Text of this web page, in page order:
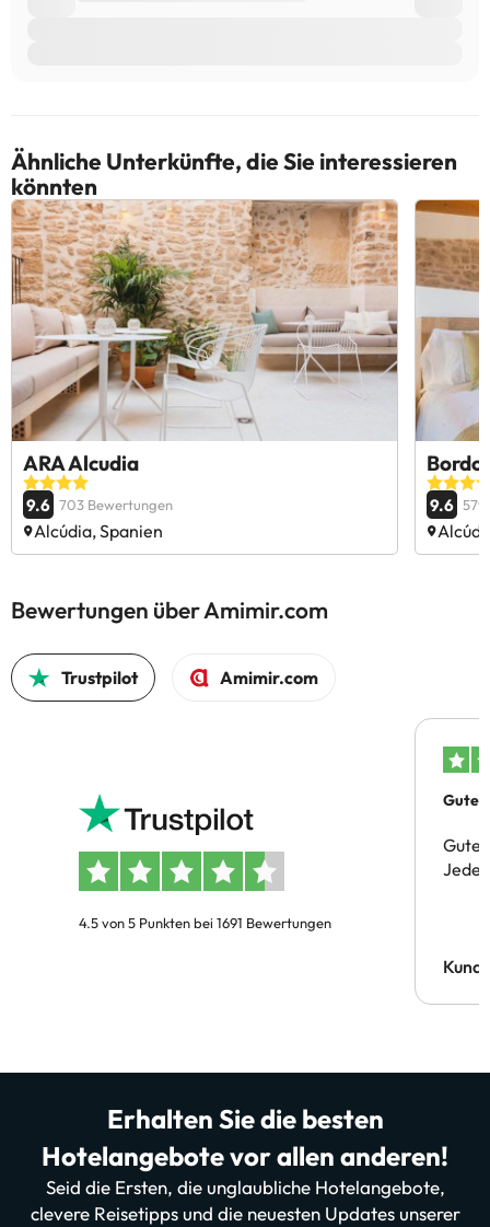
Ähnliche Unterkünfte, die Sie interessieren
könnten
ARA Alcudia
9.6 703 Bewertungen
Alcúdia, Spanien
9.6
Bewertungen über Amimir.com
Trustpilot Amimir.com
4.5 von 5 Punkten bei 1691 Bewertungen
Gutes
Gute
Erhalten Sie die besten
Hotelangebote vor allen anderen!
Seid die Ersten, die unglaubliche Hotelangebote,
clevere Reisetipps und die neuesten Updates unserer